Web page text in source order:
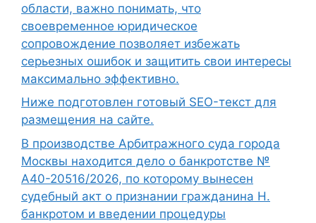
области, важно понимать, что
своевременное юридическое
сопровождение позволяет избежать
серьезных ошибок и защитить свои интересы
максимально эффективно.
Ниже подготовлен готовый SEO-текст для
размещения на сайте.
В производстве Арбитражного суда города
Москвы находится дело о банкротстве №
А40-20516/2026, по которому вынесен
судебный акт о признании гражданина Н.
банкротом и введении процедуры